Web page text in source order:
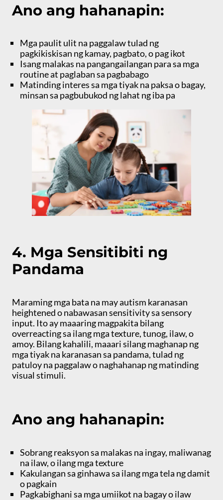
Ano ang hahanapin:
Mga paulit ulit na paggalaw tulad ng
pagkikiskisan ng kamay, pagbato, o pag ikot
Isang malakas na pangangailangan para sa mga
routine at paglaban sa pagbabago
Matinding interes sa mga tiyak na paksa o bagay,
minsan sa pagbubukod ng lahat ng iba pa
4. Mga Sensitibiti ng
Pandama
Maraming mga bata na may autism karanasan
heightened o nabawasan sensitivity sa sensory
input. Ito ay maaaring magpakita bilang
overreacting sa ilang mga texture, tunog, ilaw, o
amoy. Bilang kahalili, maaari silang maghanap ng
mga tiyak na karanasan sa pandama, tulad ng
patuloy na paggalaw o naghahanap ng matinding
visual stimuli.
Ano ang hahanapin:
Sobrang reaksyon sa malakas na ingay, maliwanag
na ilaw, o ilang mga texture
Kakulangan sa ginhawa sa ilang mga tela ng damit
o pagkain
Pagkabighani sa mga umiikot na bagay o ilaw